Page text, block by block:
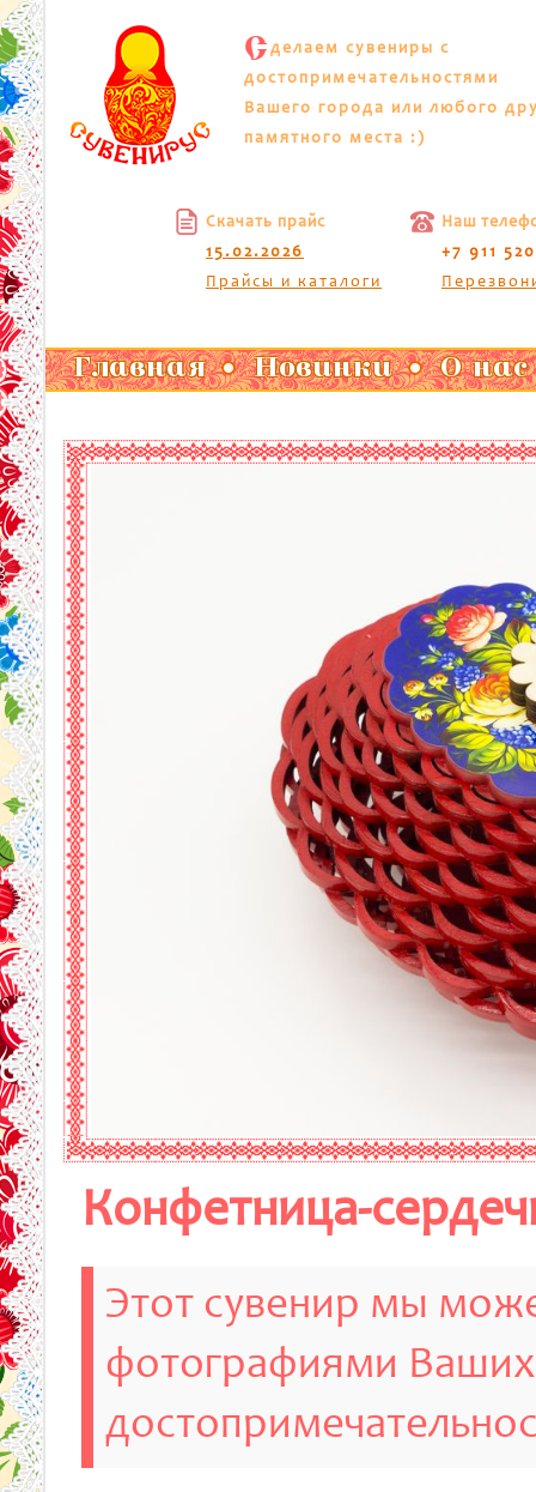
С делаем сувениры с
достопримечательностями
Вашего города или любого
памятного места :)
Скачать прайс
15.02.2026
Прайсы и каталоги
Наш
+7 911
Главная Новинки О нас
Конфетница-
Этот сувенир мы
фотографиями Ваших